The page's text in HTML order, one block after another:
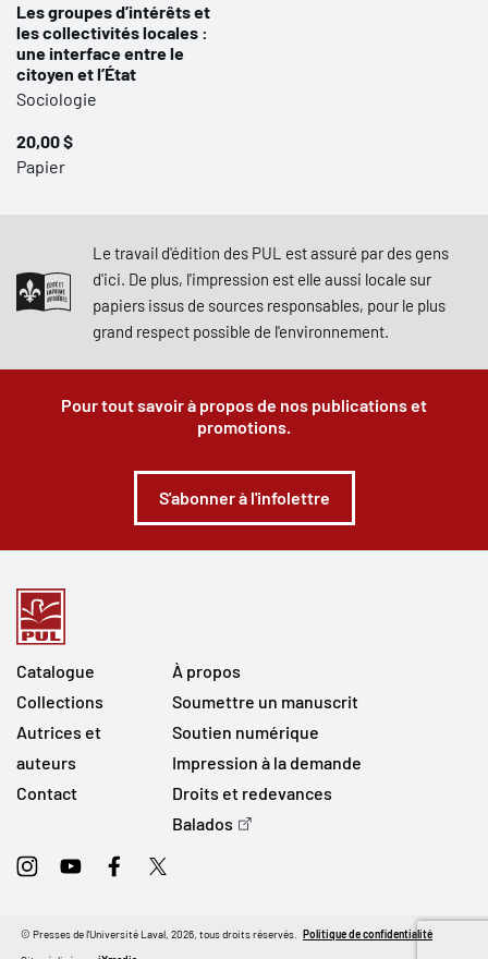
Les groupes d’intérêts et
les collectivités locales :
une interface entre le
citoyen et l’État
Sociologie
20,00 $
Papier
Le travail d'édition des PUL est assuré par des gens
d'ici. De plus, l'impression est elle aussi locale sur
papiers issus de sources responsables, pour le plus
grand respect possible de l'environnement.
Pour tout savoir à propos de nos publications et
promotions.
S'abonner à l'infolettre
Catalogue
Collections
Autrices et
auteurs
Contact
À propos
Soumettre un manuscrit
Soutien numérique
Impression à la demande
Droits et redevances
Balados
InstagramYoutubeFacebookTwitter
© Presses de l'Université Laval, 2026, tous droits réservés. Politique de confidentialité